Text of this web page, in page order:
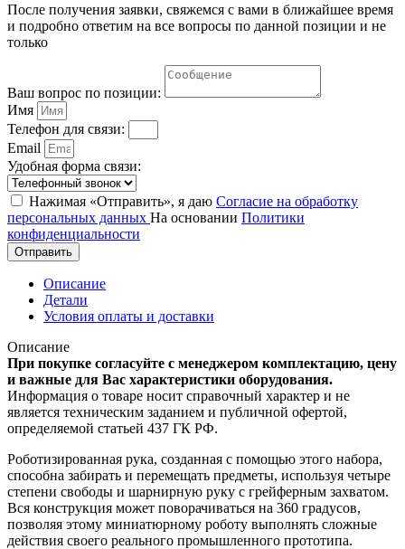
После получения заявки, свяжемся с вами в ближайшее время
и подробно ответим на все вопросы по данной позиции и не
только
Ваш вопрос по позиции:
Имя
Телефон для связи:
Email
Удобная форма связи:
Нажимая «Отправить», я даю Согласие на обработку
персональных данных На основании Политики
конфиденциальности
Отправить
Описание
Детали
Условия оплаты и доставки
Описание
При покупке согласуйте с менеджером комплектацию, цену
и важные для Вас характеристики оборудования.
Информация о товаре носит справочный характер и не
является техническим заданием и публичной офертой,
определяемой статьей 437 ГК РФ.
Роботизированная рука, созданная с помощью этого набора,
способна забирать и перемещать предметы, используя четыре
степени свободы и шарнирную руку с грейферным захватом.
Вся конструкция может поворачиваться на 360 градусов,
позволяя этому миниатюрному роботу выполнять сложные
действия своего реального промышленного прототипа.